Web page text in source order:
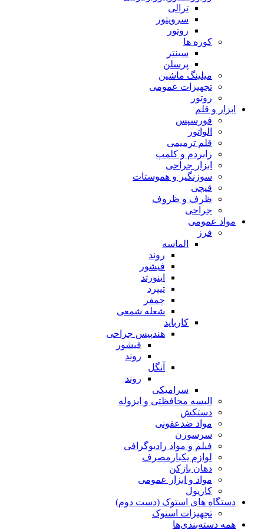
ترالی
سرویتور
روتور
کوره ها
سینتر
پرسلن
میلینگ ماشین
تجهیزات عمومی
روتور
ابزار و قلم
فورسپس
الواتور
قلم ترمیمی
رابردم و کلمپ
ابزار جراحی
سوزنگیر و هموستات
قیچی
ظرف و ظروف
جراحی
مواد عمومی
فرز
الماسه
روند
فیشور
اینورتد
تیپرد
چمفر
شعله شمعی
کارباید
هندپیس جراحی
فیشور
روند
آنگل
روند
سرامیکی
البسه محافظتی و ایزوله
دستکش
مواد ضدعفونی
سرسوزن
فیلم و مواد رادیوگرافی
لوازم یکبارمصرف
دهان بازکن
مواد و ابزار عمومی
کارپول
دستگاه های استوک (دست دوم)
تجهیزات استوک
همه دسته‌بندی‌ها